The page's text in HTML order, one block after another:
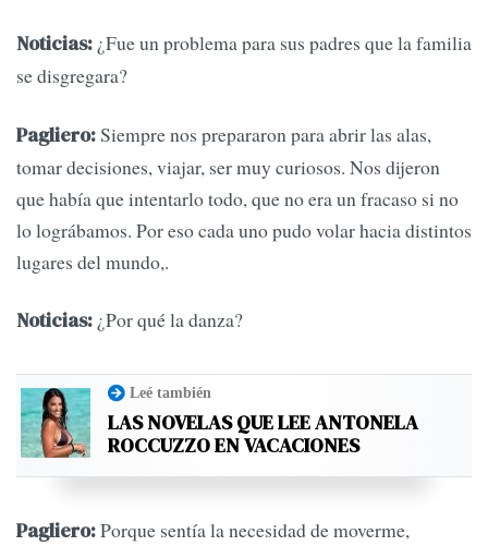
Noticias: ¿Fue un problema para sus padres que la familia
se disgregara?
Pagliero:Siempre nos prepararon para abrir las alas,
tomar decisiones, viajar, ser muy curiosos. Nos dijeron
que había que intentarlo todo, que no era un fracaso si no
lo lográbamos. Por eso cada uno pudo volar hacia distintos
lugares del mundo,.
Noticias: ¿Por qué la danza?
Leé también
LAS NOVELAS QUE LEE ANTONELA
ROCCUZZO EN VACACIONES
Pagliero:Porque sentía la necesidad de moverme,